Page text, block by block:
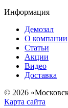
Информация
Демозал
О компании
Статьи
Акции
Видео
Доставка
© 2026
Карта сайта